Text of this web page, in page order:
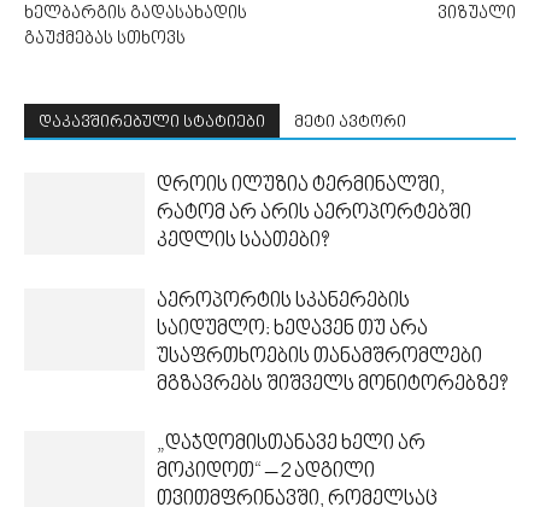
ხელბარგის გადასახადის
გაუქმებას სთხოვს
ვიზუალი
დაკავშირებული სტატიები მეტი ავტორი
დროის ილუზია ტერმინალში,
რატომ არ არის აეროპორტებში
კედლის საათები?
აეროპორტის სკანერების
საიდუმლო: ხედავენ თუ არა
უსაფრთხოების თანამშრომლები
მგზავრებს შიშველს მონიტორებზე?
„დაჯდომისთანავე ხელი არ
მოკიდოთ“ – 2 ადგილი
თვითმფრინავში, რომელსაც